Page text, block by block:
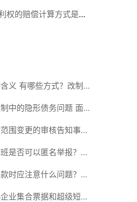
明人是否有专利申请
权的赔偿计算方式是什
义 有哪些方式？改制
于什么性质？
中的隐形债务问题 面
题应该如何解决？
围变更的审核告知事项
现状和趋势
是否可以匿名举报？强
有加班费怎么办？
时应注意什么问题？企
要注意哪些事项？
业集合票据和超级短期